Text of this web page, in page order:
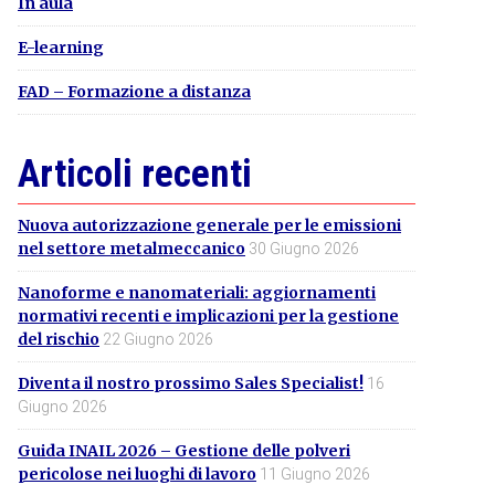
E-learning
FAD – Formazione a distanza
Articoli recenti
Nuova autorizzazione generale per le emissioni
nel settore metalmeccanico 30 Giugno 2026
Nanoforme e nanomateriali: aggiornamenti
normativi recenti e implicazioni per la gestione
del rischio 22 Giugno 2026
Diventa il nostro prossimo Sales Specialist! 16
Giugno 2026
Guida INAIL 2026 – Gestione delle polveri
pericolose nei luoghi di lavoro 11 Giugno 2026